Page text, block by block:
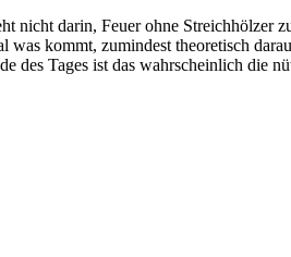
darin, Feuer ohne Streichhölzer
kommt, zumindest theoretisch
des Tages ist das wahrscheinlich die